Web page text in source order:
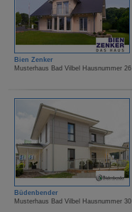
Bien Zenker
Musterhaus Bad Vilbel Hausnummer 26
Büdenbender
Musterhaus Bad Vilbel Hausnummer 30